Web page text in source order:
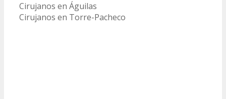
Cirujanos en Águilas
Cirujanos en Torre-Pacheco